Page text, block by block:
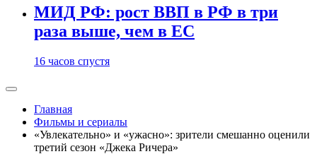
МИД РФ: рост ВВП в РФ в три
раза выше, чем в ЕС
16 часов спустя
Главная
Фильмы и сериалы
«Увлекательно» и «ужасно»: зрители смешанно оценили
третий сезон «Джека Ричера»